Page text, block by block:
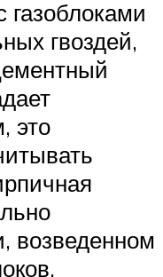
газоблоками
гвоздей,
это
возведенном